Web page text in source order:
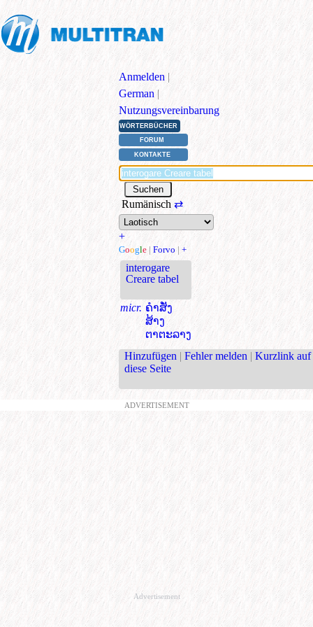
Anmelden |
German |
Nutzungsvereinbarung
WÖRTERBÜCHER
FORUM
KONTAKTE
Rumänisch ⇄
+
Google | Forvo | +
interogare
Creare tabel
micr. ຄຳສັ່ງ
ສ້າງ
ຕາຕະລາງ
Hinzufügen | Fehler melden | Kurzlink auf
diese Seite
ADVERTISEMENT
Advertisement